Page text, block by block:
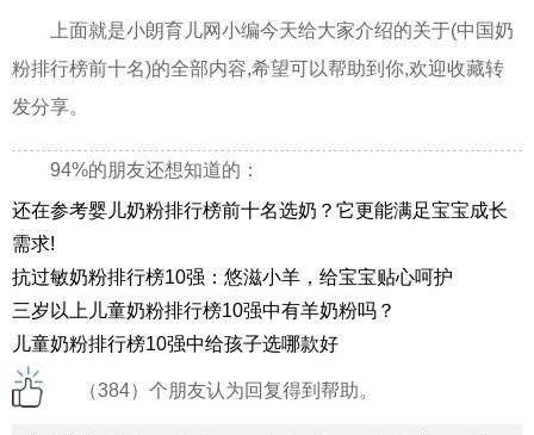
上面就是小朗育儿网小编今天给大家介绍的关于(中国奶
粉排行榜前十名)的全部内容,希望可以帮助到你,欢迎收藏转
发分享。
94%的朋友还想知道的：
还在参考婴儿奶粉排行榜前十名选奶？它更能满足宝宝成长
需求!
抗过敏奶粉排行榜10强：悠滋小羊，给宝宝贴心呵护
三岁以上儿童奶粉排行榜10强中有羊奶粉吗？
儿童奶粉排行榜10强中给孩子选哪款好
（384）个朋友认为回复得到帮助。